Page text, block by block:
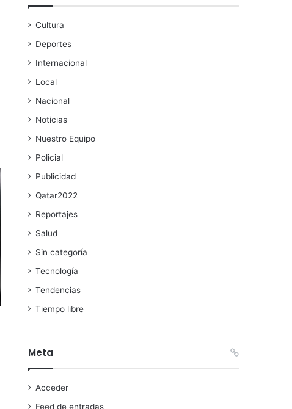
Cultura
Deportes
Internacional
Local
Nacional
Noticias
Nuestro Equipo
Policial
Publicidad
Qatar2022
Reportajes
Salud
Sin categoría
Tecnología
Tendencias
Tiempo libre
Meta
Acceder
Feed de entradas